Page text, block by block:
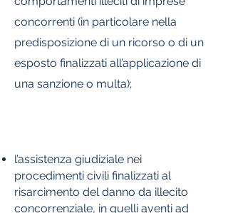
concorrenti (in particolare nella
predisposizione di un ricorso o di un
esposto finalizzati all’applicazione di
una sanzione o multa);
l’assistenza giudiziale nei
procedimenti civili finalizzati al
risarcimento del danno da illecito
concorrenziale, in quelli aventi ad